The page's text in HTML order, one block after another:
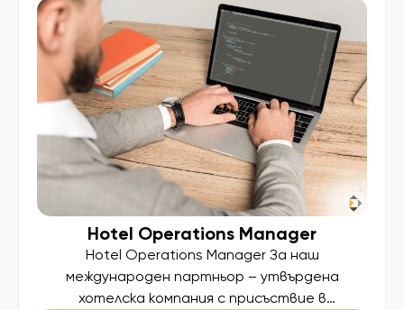
стабилна международна компания,
предлагаща […]
Hotel Operations Manager
Hotel Operations Manager За наш
международен партньор – утвърдена
хотелска компания с присъствие в